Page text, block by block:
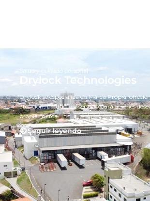
Salud y cuidado personal
Drylock Technologies
Drylock se especializa en Marca Propia,
atención, producto y servicio para quienes
propia marca.
Seguir leyendo